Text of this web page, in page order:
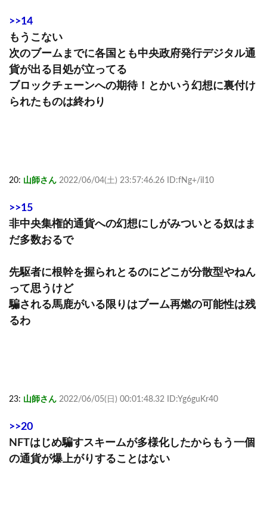
>>14
もうこない
次のブームまでに各国とも中央政府発行デジタル通
貨が出る目処が立ってる
ブロックチェーンへの期待！とかいう幻想に裏付け
られたものは終わり
20: 山師さん 2022/06/04(土) 23:57:46.26 ID:fNg+/iI10
>>15
非中央集権的通貨への幻想にしがみついとる奴はま
だ多数おるで
先駆者に根幹を握られとるのにどこが分散型やねん
って思うけど
騙される馬鹿がいる限りはブーム再燃の可能性は残
るわ
23: 山師さん 2022/06/05(日) 00:01:48.32 ID:Yg6guKr40
>>20
NFTはじめ騙すスキームが多様化したからもう一個
の通貨が爆上がりすることはない